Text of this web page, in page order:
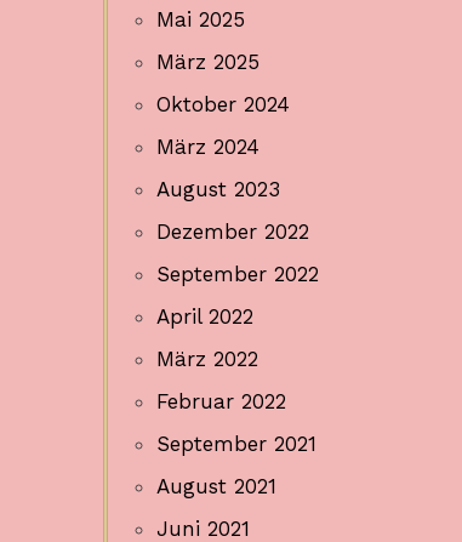
Mai 2025
März 2025
Oktober 2024
März 2024
August 2023
Dezember 2022
September 2022
April 2022
März 2022
Februar 2022
September 2021
August 2021
Juni 2021